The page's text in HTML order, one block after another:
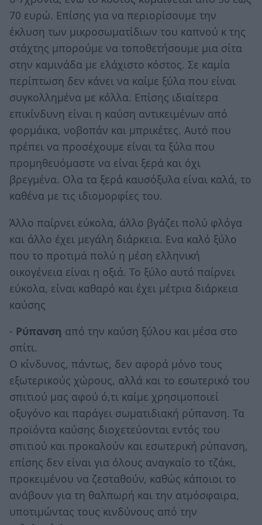
70 ευρώ. Επίσης για να περιορίσουμε την
έκλυση των μικροσωματίδιων του καπνού κ της
στάχτης μπορούμε να τοποθετήσουμε μια σίτα
στην καμινάδα με ελάχιστο κόστος. Σε καμία
περίπτωση δεν κάνει να καίμε ξύλα που είναι
συγκολλημένα με κόλλα. Επίσης ιδιαίτερα
επικίνδυνη είναι η καύση αντικειμένων από
φορμάικα, νοβοπάν και μπρικέτες. Αυτό που
πρέπει να προσέχουμε είναι τα ξύλα που
προμηθευόμαστε να είναι ξερά και όχι
βρεγμένα. Ολα τα ξερά καυσόξυλα είναι καλά, το
καθένα με τις ιδιομορφίες του.
Άλλο παίρνει εύκολα, άλλο βγάζει πολύ φλόγα
και άλλο έχει μεγάλη διάρκεια. Ενα καλό ξύλο
που το προτιμά πολύ η μέση ελληνική
οικογένεια είναι η οξιά. Το ξύλο αυτό παίρνει
εύκολα, είναι καθαρό και έχει μέτρια διάρκεια
καύσης
- Ρύπανση από την καύση ξύλου και μέσα στο
σπίτι.
Ο κίνδυνος, πάντως, δεν αφορά μόνο τους
εξωτερικούς χώρους, αλλά και το εσωτερικό του
σπιτιού μας αφού ό,τι καίμε χρησιμοποιεί
οξυγόνο και παράγει σωματιδιακή ρύπανση. Τα
προϊόντα καύσης διοχετεύονται εντός του
σπιτιού και προκαλούν και εσωτερική ρύπανση,
επίσης δεν είναι για όλους αναγκαίο το τζάκι,
προκειμένου να ζεσταθούν, καθώς κάποιοι το
ανάβουν για τη θαλπωρή και την ατμόσφαιρα,
υποτιμώντας τους κινδύνους από την